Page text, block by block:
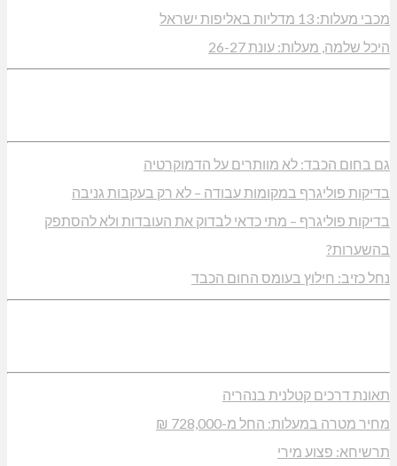
מכבי מעלות: 13 מדליות באליפות ישראל
היכל שלמה, מעלות: עונת 26-27
גם בחום הכבד: לא מוותרים על הדמוקרטיה
בדיקות פוליגרף במקומות עבודה – לא רק בעקבות גניבה
בדיקות פוליגרף – מתי כדאי לבדוק את העובדות ולא להסתפק
בהשערות?
נחל כזיב: חילוץ בעומס החום הכבד
תאונת דרכים קטלנית בנהריה
מחיר מטרה במעלות: החל מ-728,000 ₪
תרשיחא: פצוע מירי